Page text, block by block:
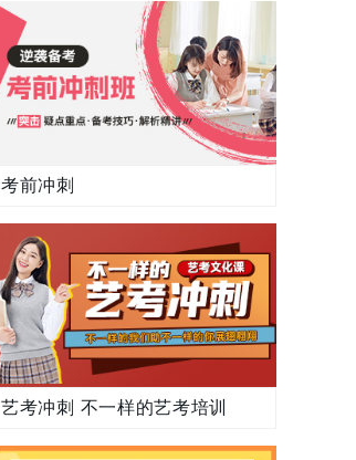
考前冲刺
艺考冲刺 不一样的艺考培训